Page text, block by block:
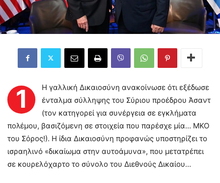
1
Η γαλλική Δικαιοσύνη ανακοίνωσε ότι εξέδωσε
ένταλμα σύλληψης του Σύριου προέδρου Άσαντ
(τον κατηγορεί για συνέργεια σε εγκλήματα
πολέμου, βασιζόμενη σε στοιχεία που παρέσχε μία… ΜΚΟ
του Σόρος!). Η ίδια Δικαιοσύνη προφανώς υποστηρίζει το
ισραηλινό «δικαίωμα στην αυτοάμυνα», που μετατρέπει
σε κουρελόχαρτο το σύνολο του Διεθνούς Δικαίου…